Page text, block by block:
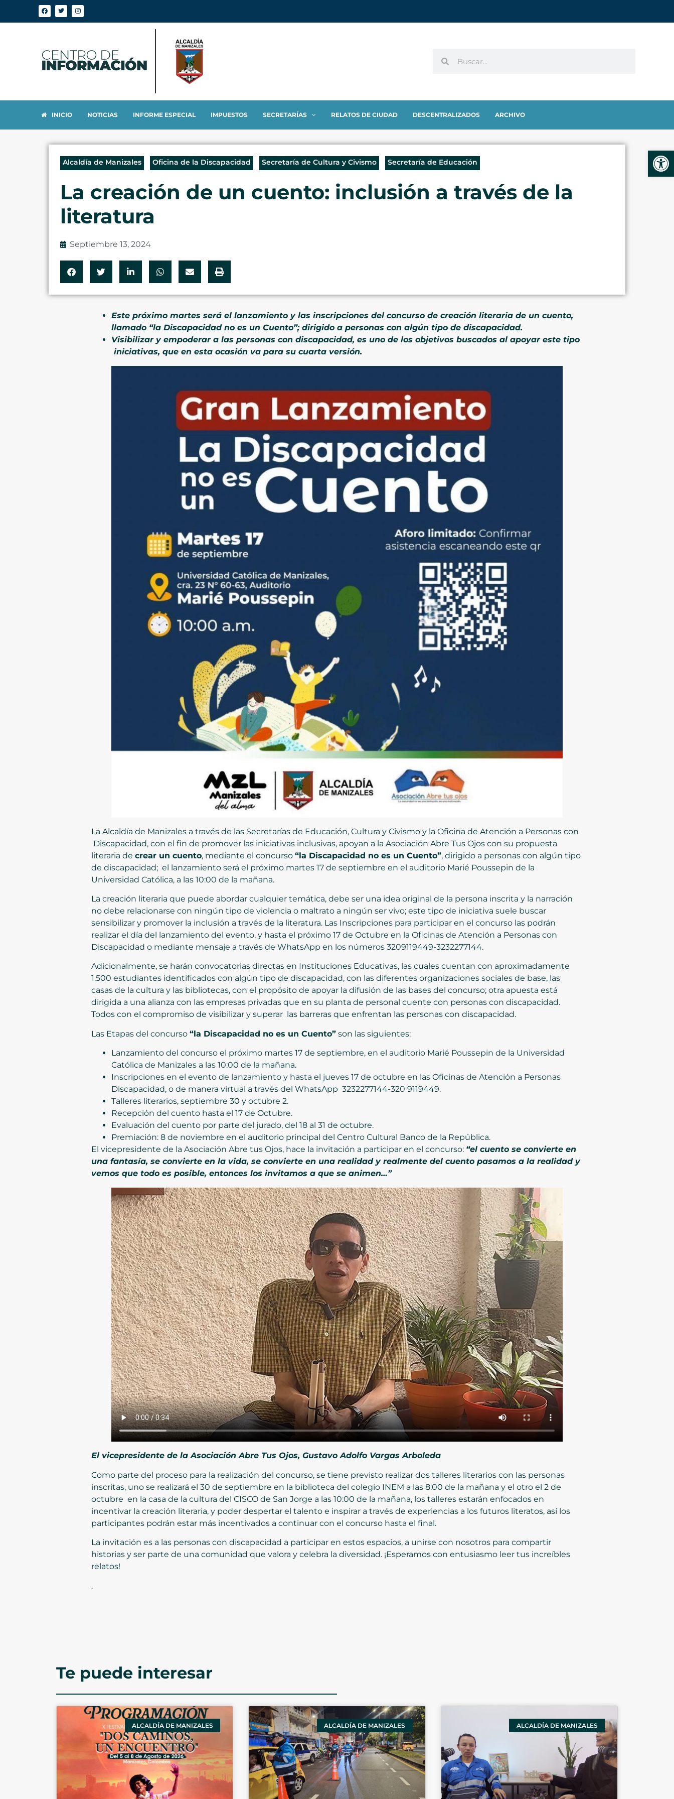
INICIO NOTICIAS INFORME ESPECIAL IMPUESTOS SECRETARÍAS RELATOS DE CIUDAD DESCENTRALIZADOS ARCHIVO
Alcaldía de Manizales Oficina de la Discapacidad Secretaría de Cultura y Civismo Secretaría de Educación
La creación de un cuento: inclusión a través de la
literatura
Septiembre 13, 2024
Este próximo martes será el lanzamiento y las inscripciones del concurso de creación literaria de un cuento,
llamado “la Discapacidad no es un Cuento”; dirigido a personas con algún tipo de discapacidad.
Visibilizar y empoderar a las personas con discapacidad, es uno de los objetivos buscados al apoyar este tipo
iniciativas, que en esta ocasión va para su cuarta versión.
La Alcaldía de Manizales a través de las Secretarías de Educación, Cultura y Civismo y la Oficina de Atención a Personas con
Discapacidad, con el fin de promover las iniciativas inclusivas, apoyan a la Asociación Abre Tus Ojos con su propuesta
literaria de crear un cuento, mediante el concurso “la Discapacidad no es un Cuento”, dirigido a personas con algún tipo
de discapacidad; el lanzamiento será el próximo martes 17 de septiembre en el auditorio Marié Poussepin de la
Universidad Católica, a las 10:00 de la mañana.
La creación literaria que puede abordar cualquier temática, debe ser una idea original de la persona inscrita y la narración
no debe relacionarse con ningún tipo de violencia o maltrato a ningún ser vivo; este tipo de iniciativa suele buscar
sensibilizar y promover la inclusión a través de la literatura. Las Inscripciones para participar en el concurso las podrán
realizar el día del lanzamiento del evento, y hasta el próximo 17 de Octubre en la Oficinas de Atención a Personas con
Discapacidad o mediante mensaje a través de WhatsApp en los números 3209119449-3232277144.
Adicionalmente, se harán convocatorias directas en Instituciones Educativas, las cuales cuentan con aproximadamente
1.500 estudiantes identificados con algún tipo de discapacidad, con las diferentes organizaciones sociales de base, las
casas de la cultura y las bibliotecas, con el propósito de apoyar la difusión de las bases del concurso; otra apuesta está
dirigida a una alianza con las empresas privadas que en su planta de personal cuente con personas con discapacidad.
Todos con el compromiso de visibilizar y superar las barreras que enfrentan las personas con discapacidad.
Las Etapas del concurso “la Discapacidad no es un Cuento” son las siguientes:
Lanzamiento del concurso el próximo martes 17 de septiembre, en el auditorio Marié Poussepin de la Universidad
Católica de Manizales a las 10:00 de la mañana.
Inscripciones en el evento de lanzamiento y hasta el jueves 17 de octubre en las Oficinas de Atención a Personas
Discapacidad, o de manera virtual a través del WhatsApp 3232277144-320 9119449.
Talleres literarios, septiembre 30 y octubre 2.
Recepción del cuento hasta el 17 de Octubre.
Evaluación del cuento por parte del jurado, del 18 al 31 de octubre.
Premiación: 8 de noviembre en el auditorio principal del Centro Cultural Banco de la República.
El vicepresidente de la Asociación Abre tus Ojos, hace la invitación a participar en el concurso: “el cuento se convierte en
una fantasía, se convierte en la vida, se convierte en una realidad y realmente del cuento pasamos a la realidad y
vemos que todo es posible, entonces los invitamos a que se animen…”
El vicepresidente de la Asociación Abre Tus Ojos, Gustavo Adolfo Vargas Arboleda
Como parte del proceso para la realización del concurso, se tiene previsto realizar dos talleres literarios con las personas
inscritas, uno se realizará el 30 de septiembre en la biblioteca del colegio INEM a las 8:00 de la mañana y el otro el 2 de
octubre en la casa de la cultura del CISCO de San Jorge a las 10:00 de la mañana, los talleres estarán enfocados en
incentivar la creación literaria, y poder despertar el talento e inspirar a través de experiencias a los futuros literatos, así los
participantes podrán estar más incentivados a continuar con el concurso hasta el final.
La invitación es a las personas con discapacidad a participar en estos espacios, a unirse con nosotros para compartir
historias y ser parte de una comunidad que valora y celebra la diversidad. ¡Esperamos con entusiasmo leer tus increíbles
relatos!
.
Te puede interesar
ALCALDÍA DE MANIZALES ALCALDÍA DE MANIZALES ALCALDÍA DE MANIZALES